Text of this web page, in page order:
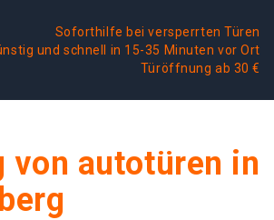
Soforthilfe bei versperrten Türen
und schnell in 15-35 Minuten vor Ort
Türöffnung ab 30 €
von autotüren in